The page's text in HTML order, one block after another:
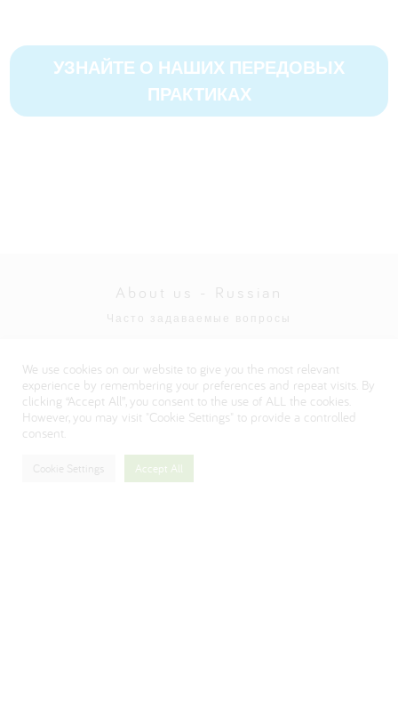
УЗНАЙТЕ О НАШИХ ПЕРЕДОВЫХ
ПРАКТИКАХ
About us - Russian
Часто задаваемые вопросы
Visit our Danone corporate website
We use cookies on our website to give you the most relevant
experience by remembering your preferences and repeat visits. By
clicking “Accept All”, you consent to the use of ALL the cookies.
However, you may visit "Cookie Settings" to provide a controlled
consent.
Cookie Settings Accept All